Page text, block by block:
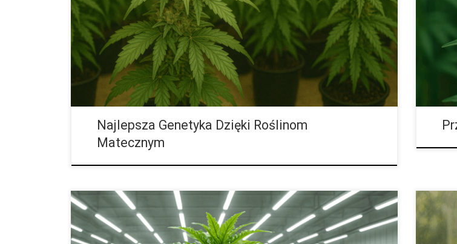
roślin. Pozwala tworzyć liczne, genetycznie identyczne sadzonki, co przekłada się na
stabilność, powtarzalność i przewidywalne plony. W tej części poradnika poznasz
definicję rośliny matecznej, praktyczne powody, dla których klony często wygrywają z
siewkami, zasady świadomej selekcji fenotypów, podstawy utrzymywania […]
Najlepsza Genetyka Dzięki Roślinom
Matecznym